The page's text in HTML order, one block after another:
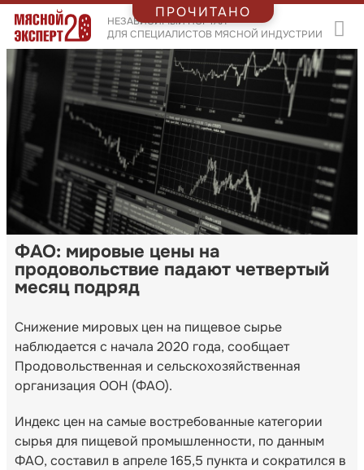
НЕЗАВИСИМЫЙ ПОРТАЛ
ДЛЯ СПЕЦИАЛИСТОВ МЯСНОЙ ИНДУСТРИИ
ФАО: мировые цены на
продовольствие падают четвертый
месяц подряд
Снижение мировых цен на пищевое сырье
наблюдается с начала 2020 года, сообщает
Продовольственная и сельскохозяйственная
организация ООН (ФАО).
Индекс цен на самые востребованные категории
сырья для пищевой промышленности, по данным
ФАО, составил в апреле 165,5 пункта и сократился в
ПРОЧИТАНО